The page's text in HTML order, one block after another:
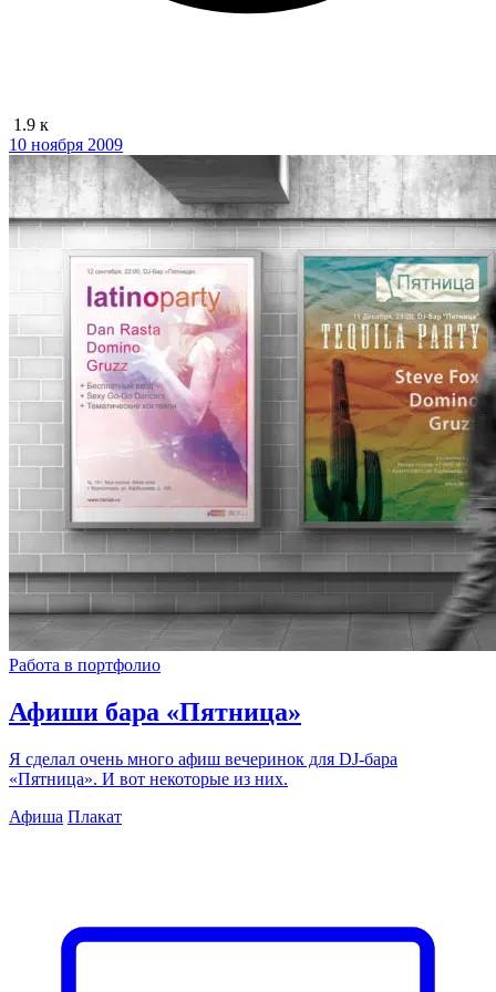
1.9 к
10 ноября 2009
Работа в портфолио
Афиши бара «Пятница»
Я сделал очень много афиш вечеринок для DJ-бара
«Пятница». И вот некоторые из них.
Афиша Плакат